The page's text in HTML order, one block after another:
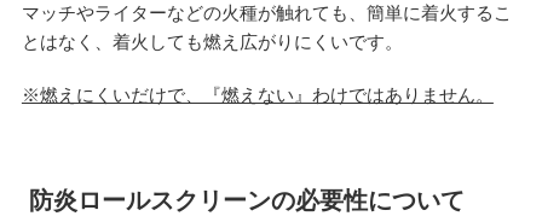
マッチやライターなどの火種が触れても、簡単に着火するこ
とはなく、着火しても燃え広がりにくいです。
※燃えにくいだけで、『燃えない』わけではありません。
防炎ロールスクリーンの必要性について